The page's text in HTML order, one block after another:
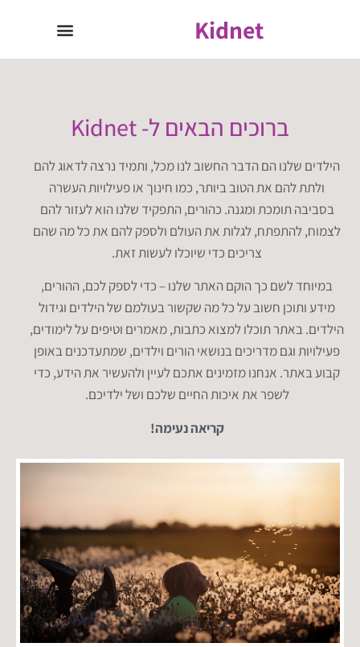
Kidnet
ברוכים הבאים ל- Kidnet
הילדים שלנו הם הדבר החשוב לנו מכל, ותמיד נרצה לדאוג להם
ולתת להם את הטוב ביותר, כמו חינוך או פעילויות העשרה
בסביבה תומכת ומגנה. כהורים, התפקיד שלנו הוא לעזור להם
לצמוח, להתפתח, לגלות את העולם ולספק להם את כל מה שהם
צריכים כדי שיוכלו לעשות זאת.
במיוחד לשם כך הוקם האתר שלנו – כדי לספק לכם, ההורים,
מידע ותוכן חשוב על כל מה שקשור בעולמם של הילדים וגידול
הילדים. באתר תוכלו למצוא כתבות, מאמרים וטיפים על לימודים,
פעילויות וגם מדריכים בנושאי הורים וילדים, שמתעדכנים באופן
קבוע באתר. אנחנו מזמינים אתכם לעיין ולהעשיר את הידע, כדי
לשפר את איכות החיים שלכם ושל ילדיכם.
קריאה נעימה!